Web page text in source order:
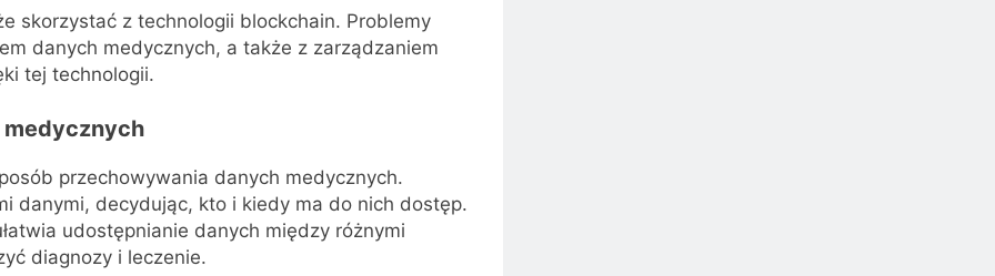
skorzystać z technologii blockchain. Problemy
danych medycznych, a także z zarządzaniem
tej technologii.
przechowywania danych medycznych.
danymi, decydując, kto i kiedy ma do nich dostęp.
udostępnianie danych między różnymi
diagnozy i leczenie.